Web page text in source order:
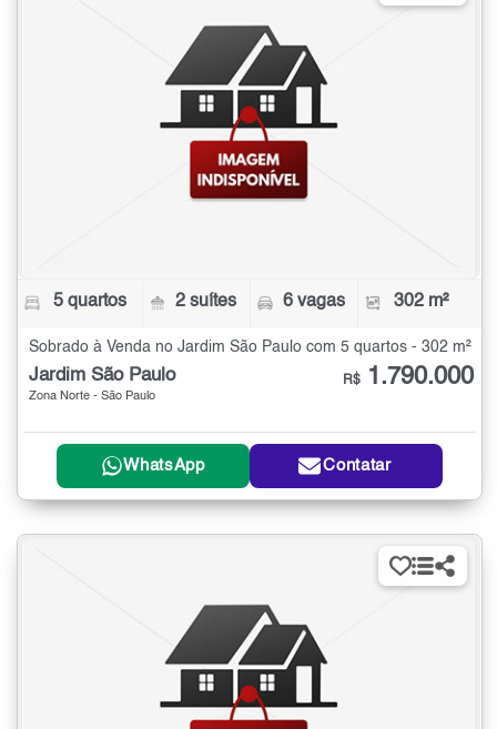
5 quartos 2 suítes 6 vagas 302 m²
Sobrado à Venda no Jardim São Paulo com 5 quartos - 302 m²
Jardim São Paulo
Zona Norte - São Paulo
R$ 1.790.000
WhatsApp Contatar